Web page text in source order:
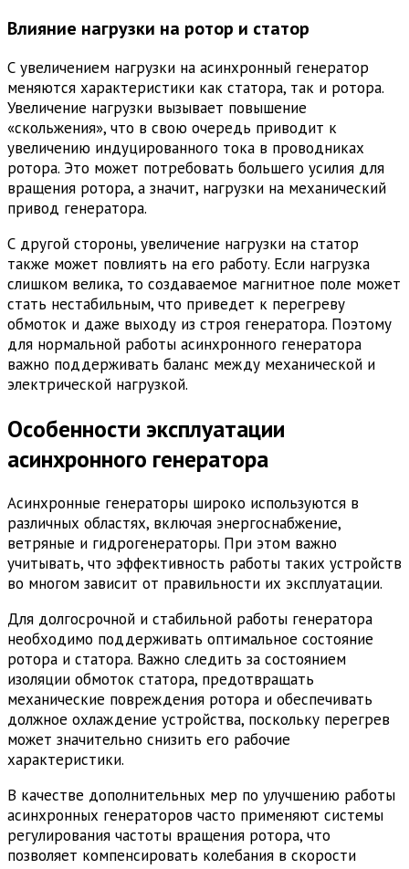
Влияние нагрузки на ротор и статор
С увеличением нагрузки на асинхронный генератор
меняются характеристики как статора, так и ротора.
Увеличение нагрузки вызывает повышение
«скольжения», что в свою очередь приводит к
увеличению индуцированного тока в проводниках
ротора. Это может потребовать большего усилия для
вращения ротора, а значит, нагрузки на механический
привод генератора.
С другой стороны, увеличение нагрузки на статор
также может повлиять на его работу. Если нагрузка
слишком велика, то создаваемое магнитное поле может
стать нестабильным, что приведет к перегреву
обмоток и даже выходу из строя генератора. Поэтому
для нормальной работы асинхронного генератора
важно поддерживать баланс между механической и
электрической нагрузкой.
Особенности эксплуатации
асинхронного генератора
Асинхронные генераторы широко используются в
различных областях, включая энергоснабжение,
ветряные и гидрогенераторы. При этом важно
учитывать, что эффективность работы таких устройств
во многом зависит от правильности их эксплуатации.
Для долгосрочной и стабильной работы генератора
необходимо поддерживать оптимальное состояние
ротора и статора. Важно следить за состоянием
изоляции обмоток статора, предотвращать
механические повреждения ротора и обеспечивать
должное охлаждение устройства, поскольку перегрев
может значительно снизить его рабочие
характеристики.
В качестве дополнительных мер по улучшению работы
асинхронных генераторов часто применяют системы
регулирования частоты вращения ротора, что
позволяет компенсировать колебания в скорости